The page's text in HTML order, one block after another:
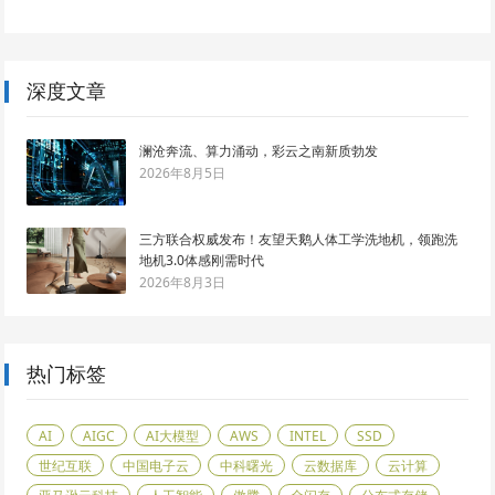
深度文章
澜沧奔流、算力涌动，彩云之南新质勃发
2026年8月5日
三方联合权威发布！友望天鹅人体工学洗地机，领跑洗
地机3.0体感刚需时代
2026年8月3日
热门标签
AI AIGC AI大模型 AWS INTEL
SSD
世纪互联
中国电子云 中科曙光 云数据库
云计算